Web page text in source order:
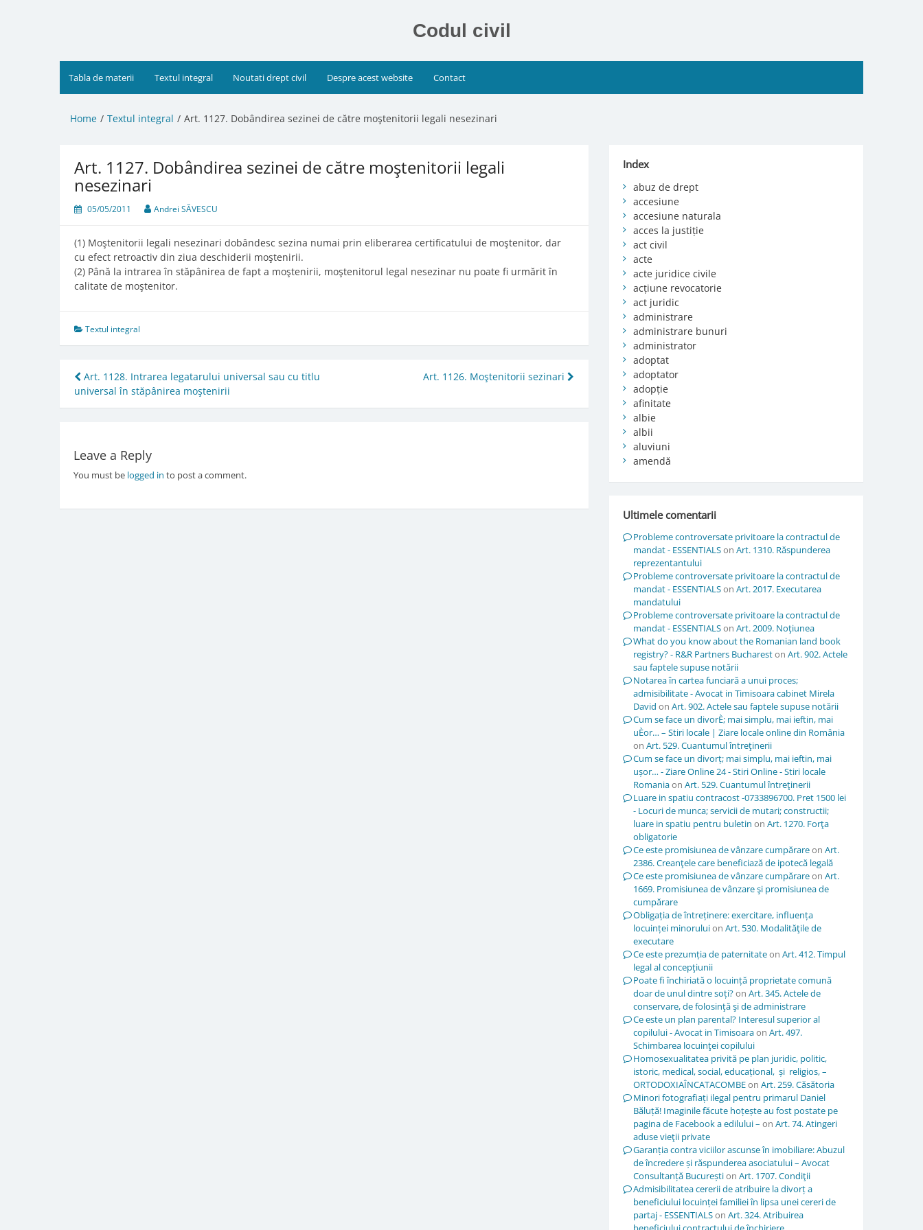
Codul civil
Tabla de materii Textul integral Noutati drept civil Despre acest website Contact
Home Textul integral Art. 1127. Dobândirea sezinei de către moştenitorii legali nesezinari
Art. 1127. Dobândirea sezinei de către moştenitorii legali
nesezinari
05/05/2011 Andrei SĂVESCU
(1) Moştenitorii legali nesezinari dobândesc sezina numai prin eliberarea certificatului de moştenitor, dar
cu efect retroactiv din ziua deschiderii moştenirii.
(2) Până la intrarea în stăpânirea de fapt a moştenirii, moştenitorul legal nesezinar nu poate fi urmărit în
calitate de moştenitor.
Textul integral
Post
navigation
Art. 1128. Intrarea legatarului universal sau cu titlu
universal în stăpânirea moştenirii
Art. 1126. Moştenitorii sezinari
Leave a Reply
You must be logged in to post a comment.
Index
abuz de drept
accesiune
accesiune naturala
acces la justiție
act civil
acte
acte juridice civile
acțiune revocatorie
act juridic
administrare
administrare bunuri
administrator
adoptat
adoptator
adopție
afinitate
albie
albii
aluviuni
amendă
Ultimele comentarii
Probleme controversate privitoare la contractul de
mandat - ESSENTIALSon Art. 1310. Răspunderea
reprezentantului
Probleme controversate privitoare la contractul de
mandat - ESSENTIALSon Art. 2017. Executarea
mandatului
Probleme controversate privitoare la contractul de
mandat - ESSENTIALSon Art. 2009. Noţiunea
What do you know about the Romanian land book
registry? - R&R Partners Buchareston Art. 902. Actele
sau faptele supuse notării
Notarea în cartea funciară a unui proces;
admisibilitate - Avocat in Timisoara cabinet Mirela
David on Art. 902. Actele sau faptele supuse notării
Cum se face un divorÈ; mai simplu, mai ieftin, mai
uÈor… – Stiri locale | Ziare locale online din România
on Art. 529. Cuantumul întreţinerii
Cum se face un divorț; mai simplu, mai ieftin, mai
ușor… - Ziare Online 24 - Stiri Online - Stiri locale
Romaniaon Art. 529. Cuantumul întreţinerii
Luare in spatiu contracost -0733896700. Pret 1500 lei
- Locuri de munca; servicii de mutari; constructii;
luare in spatiu pentru buletin on Art. 1270. Forţa
obligatorie
Ce este promisiunea de vânzare cumpărareon Art.
2386. Creanţele care beneficiază de ipotecă legală
Ce este promisiunea de vânzare cumpărareon Art.
1669. Promisiunea de vânzare şi promisiunea de
cumpărare
Obligația de întreținere: exercitare, influența
locuinței minoruluion Art. 530. Modalităţile de
executare
Ce este prezumția de paternitateon Art. 412. Timpul
legal al concepţiunii
Poate fi închiriată o locuință proprietate comună
doar de unul dintre soți?on Art. 345. Actele de
conservare, de folosinţă şi de administrare
Ce este un plan parental? Interesul superior al
copilului - Avocat in Timisoaraon Art. 497.
Schimbarea locuinţei copilului
Homosexualitatea privită pe plan juridic, politic,
istoric, medical, social, educațional, și religios, –
ORTODOXIAÎNCATACOMBEon Art. 259. Căsătoria
Minori fotografiați ilegal pentru primarul Daniel
Băluță! Imaginile făcute hoțește au fost postate pe
pagina de Facebook a edilului – on Art. 74. Atingeri
aduse vieţii private
Garanția contra viciilor ascunse în imobiliare: Abuzul
de încredere și răspunderea asociatului – Avocat
Consultanță Bucureștion Art. 1707. Condiţii
Admisibilitatea cererii de atribuire la divorț a
beneficiului locuinței familiei în lipsa unei cereri de
partaj - ESSENTIALSon Art. 324. Atribuirea